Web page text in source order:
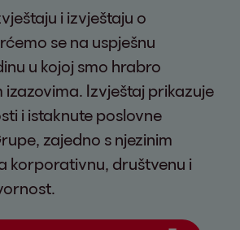
i izvještaju o
se na uspješnu
u kojoj smo hrabro
izazovima. Izvještaj prikazuje
i istaknute poslovne
zajedno s njezinim
korporativnu, društvenu i